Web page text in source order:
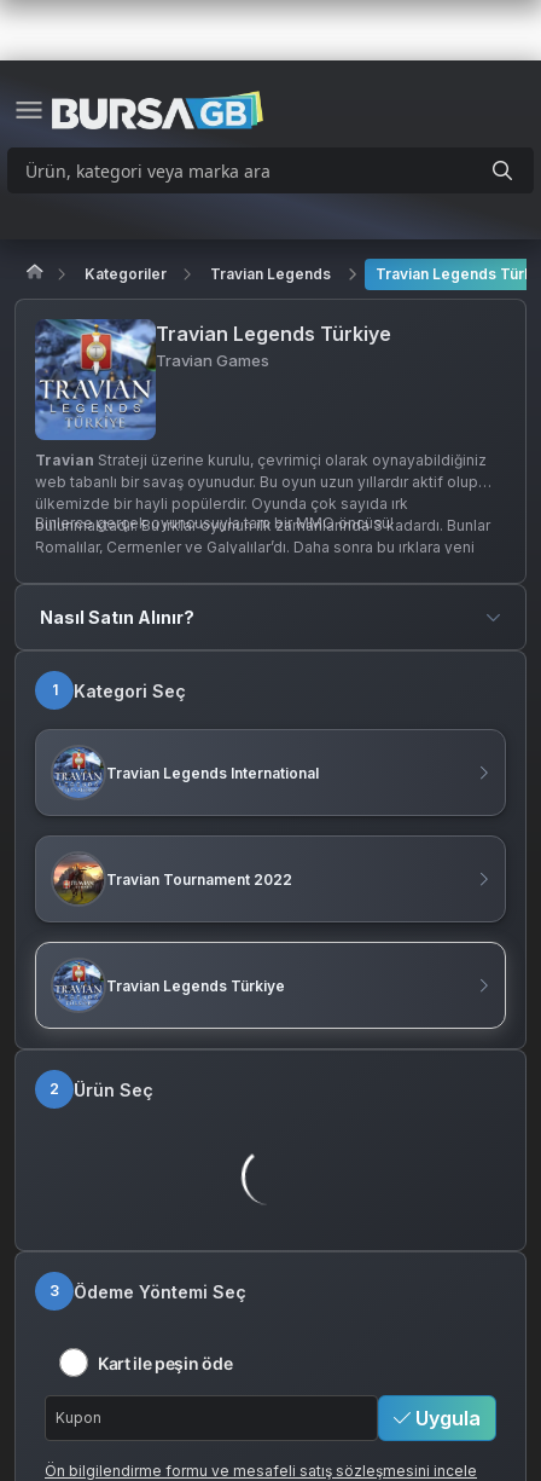
Kategoriler Travian Legends Travian Legends
Travian Legends Türkiye
Travian Games
Travian Strateji üzerine kurulu, çevrimiçi olarak oynayabildiğiniz
web tabanlı bir savaş oyunudur. Bu oyun uzun yıllardır aktif olup
ülkemizde bir hayli popülerdir. Oyunda çok sayıda ırk
bulunmaktadır. Bu ırklar oyunun ilk zamanlarında 3 kadardı. Bunlar
Romalılar, Cermenler ve Galyalılar’dı. Daha sonra bu ırklara yeni
Binlerce gerçek oyuncusuyla tam bir MMO öncüsü!
Nasıl Satın Alınır?
1 Kategori Seç
Travian Legends International
Travian Tournament 2022
Travian Legends Türkiye
2 Ürün Seç
3 Ödeme Yöntemi Seç
Kart ile peşin öde
Uygula
Ön bilgilendirme formu ve mesafeli satış sözleşmesini incele